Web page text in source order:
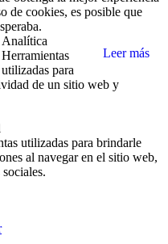
de cookies, es posible que
Leer más
Analítica
Herramientas
utilizadas para
de un sitio web y
utilizadas para brindarle
al navegar en el sitio web,